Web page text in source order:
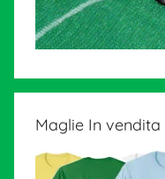
Maglie In vendita